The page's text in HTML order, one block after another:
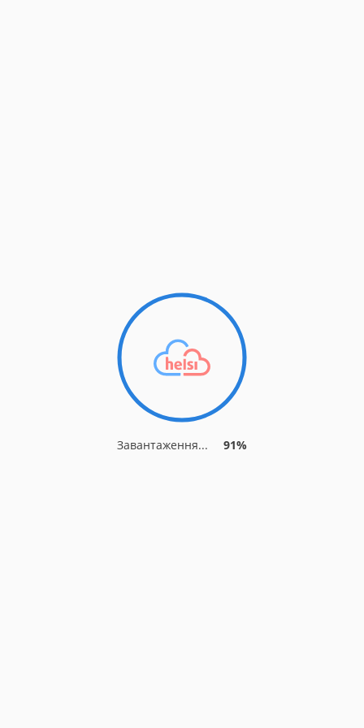
Завантаження... 91%